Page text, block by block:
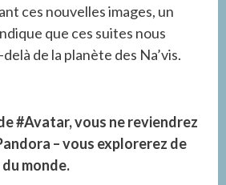
ces nouvelles images, un
que ces suites nous
de la planète des Na’vis.
#Avatar, vous ne reviendrez
– vous explorerez de
monde.